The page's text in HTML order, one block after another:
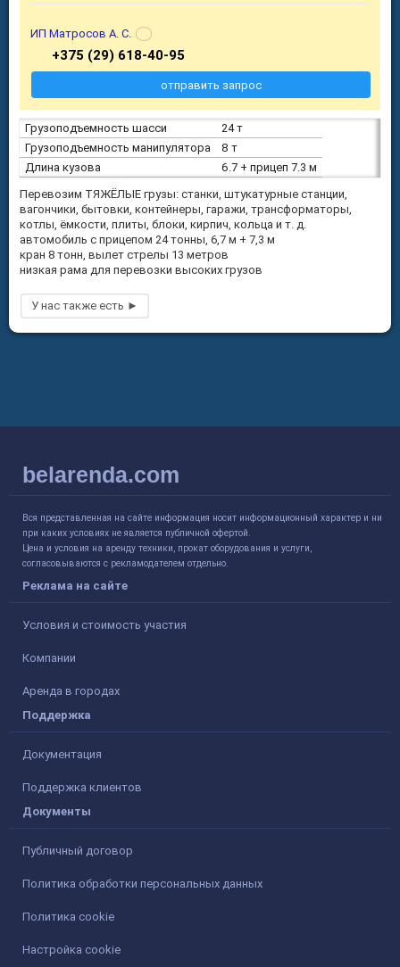
Грузоподъемность шасси
24 т
Грузоподъемность манипулятора
8 т
Длина кузова
6.7 + прицеп 7.3 м
Перевозим ТЯЖЁЛЫЕ грузы: станки, штукатурные станции,
вагончики, бытовки, контейнеры, гаражи, трансформаторы,
котлы, ёмкости, плиты, блоки, кирпич, кольца и т. д.
автомобиль с прицепом 24 тонны, 6,7 м + 7,3 м
кран 8 тонн, вылет стрелы 13 метров
низкая рама для перевозки высоких грузов
ИП Матросов А. С.
+375 (29) 618-40-95
отправить запрос
belarenda.com
Вся представленная на сайте информация носит информационный характер и ни
при каких условиях не является публичной офертой.
Цена и условия на аренду техники, прокат оборудования и услуги,
согласовываются с рекламодателем отдельно.
Реклама на сайте
Условия и стоимость участия
Компании
Аренда в городах
Поддержка
Документация
Поддержка клиентов
Документы
Публичный договор
Политика обработки персональных данных
Политика cookie
Настройка cookie